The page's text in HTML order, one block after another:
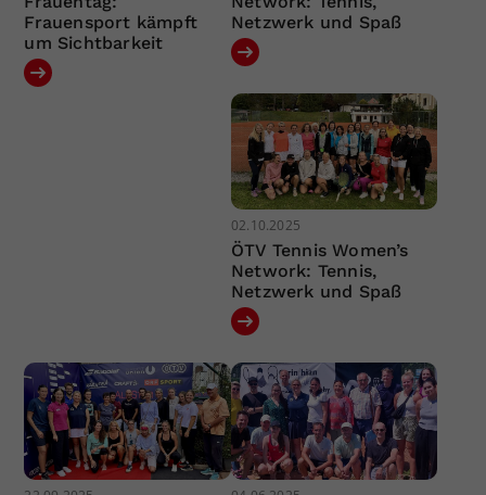
Frauensport kämpft
um Sichtbarkeit
Netzwerk und Spaß
02.10.2025
ÖTV Tennis Women’s
Network: Tennis,
Netzwerk und Spaß